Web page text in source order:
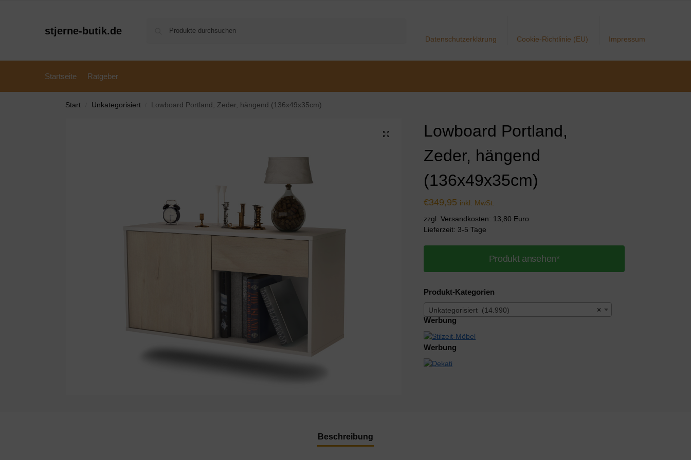
stjerne-butik.de
Datenschutzerklärung Cookie-Richtlinie (EU) Impressum
Startseite Ratgeber
Start Unkategorisiert Lowboard Portland, Zeder, hängend (136x49x35cm)
Lowboard Portland,
Zeder, hängend
(136x49x35cm)
€349,95 inkl. MwSt.
zzgl. Versandkosten: 13,80 Euro
Lieferzeit: 3-5 Tage
Produkt ansehen*
Produkt-Kategorien
×
Unkategorisiert (14.990)
Werbung
Werbung
Beschreibung